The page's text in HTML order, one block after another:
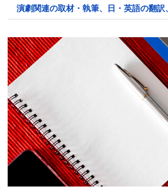
演劇関連の取材・執筆、日・英語の翻訳